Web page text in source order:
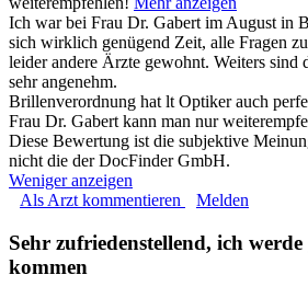
Ich war bei Frau Dr. Gabert im August in
sich wirklich genügend Zeit, alle Fragen
leider andere Ärzte gewohnt. Weiters sind
sehr angenehm.
Brillenverordnung hat lt Optiker auch
Frau Dr. Gabert kann man nur
Diese Bewertung ist die subjektive
nicht die der DocFinder GmbH.
Weniger anzeigen
Als Arzt kommentieren
Melden
Sehr zufriedenstellend, ich
kommen